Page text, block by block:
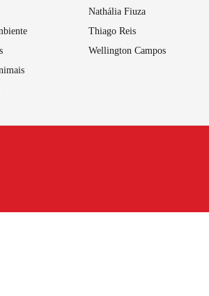
Nathália Fiuza
Thiago Reis
Wellington Campos